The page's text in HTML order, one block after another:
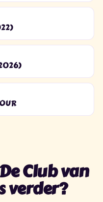
Club van
verder?